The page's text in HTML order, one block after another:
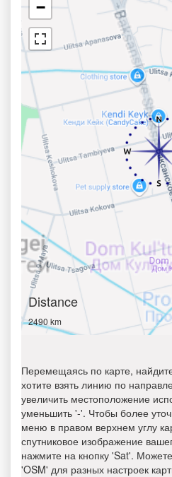
−
Distance
2490 km
Перемещаясь по карте,
хотите взять линию по
увеличить местоположение
уменьшить '-'. Чтобы более
меню в правом верхнем углу
спутниковое изображение
нажмите на кнопку 'Sat'.
'OSM' для разных настроек